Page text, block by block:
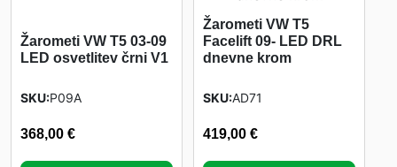
Žarometi VW T5 03-09
LED osvetlitev črni V1
SKU P09A
368,00 €
Žarometi VW T5
Facelift 09- LED DRL
dnevne krom
SKU AD71
419,00 €